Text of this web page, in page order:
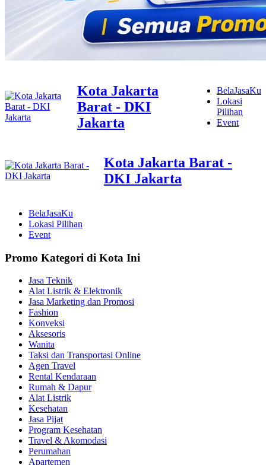
Kota Jakarta
Barat - DKI
Jakarta
BelaJasaKu
Lokasi
Pilihan
Event
Kota Jakarta Barat -
DKI Jakarta
BelaJasaKu
Lokasi Pilihan
Event
Promo Kategori di Kota Ini
Jasa Teknik
Alat Listrik & Elektronik
Jasa Marketing dan Promosi
Fashion
Konveksi
Aksesoris
Wanita
Taksi dan Transportasi Online
Agen Travel
Rental Kendaraan
Rumah & Dapur
Alat Listrik
Kesehatan
Jasa Pijat
Program Kesehatan
Travel & Akomodasi
Perumahan
Apartemen